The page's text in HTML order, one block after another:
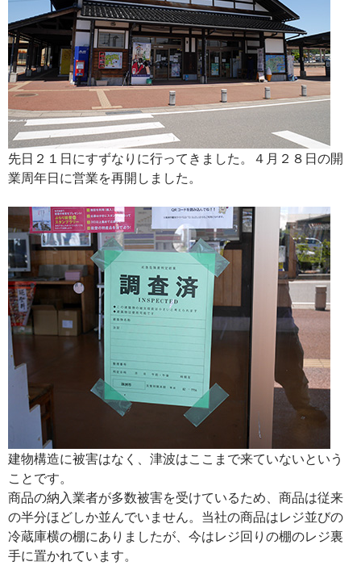
先日２１日にすずなりに行ってきました。４月２８日の開
業周年日に営業を再開しました。
建物構造に被害はなく、津波はここまで来ていないという
ことです。
商品の納入業者が多数被害を受けているため、商品は従来
の半分ほどしか並んでいません。当社の商品はレジ並びの
冷蔵庫横の棚にありましたが、今はレジ回りの棚のレジ裏
手に置かれています。